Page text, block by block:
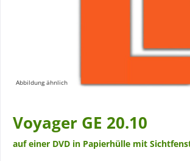
Abbildung ähnlich
Voyager GE 20.10
auf einer DVD in Papierhülle mit